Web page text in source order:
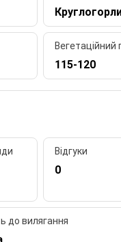
Вегетаційний
115-120
Відгуки
0
до вилягання